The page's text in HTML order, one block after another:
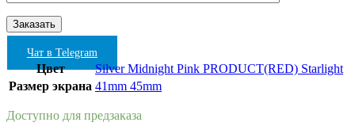
Чат в Telegram
Цвет SilverMidnightPink PRODUCT(RED) Starlight
Размер экрана 41mm 45mm
Доступно для предзаказа